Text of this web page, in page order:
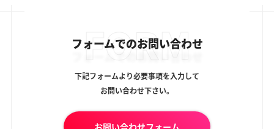
FORM
フォームでのお問い合わせ
下記フォームより必要事項を入力して
お問い合わせ下さい。